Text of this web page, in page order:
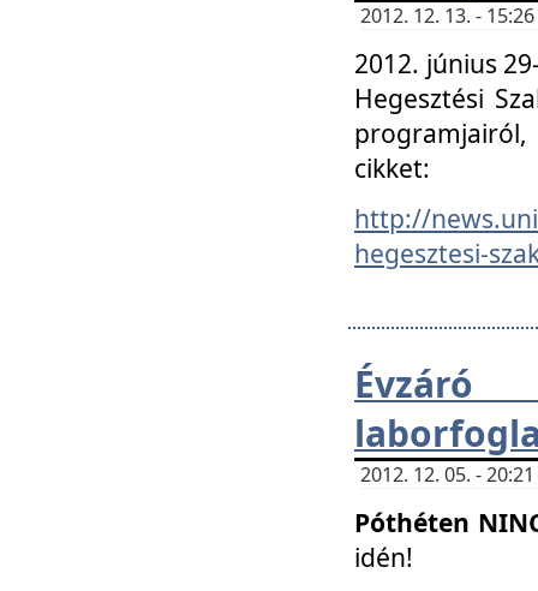
2012. 12. 13. -
2012. június
Hegesztési
cikket:
http://
hegesztesi-
2012. 12. 05. -
Póthéten
idén!